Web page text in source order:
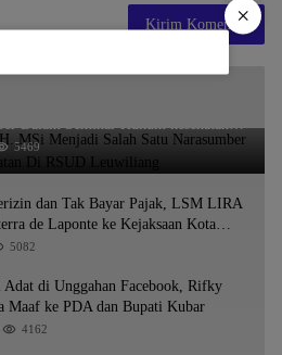
S.H.,M.H.,MSi Menjadi Salah
Dalam Seminar Hukum kesehatan
5469
dan Tak Bayar Pajak, LSM LIRA
de Laponte ke Kejaksaan Kota
5082
Adat di Unggahan Facebook, Rifky
Maaf ke PDA dan Bupati Kubar
4162
×